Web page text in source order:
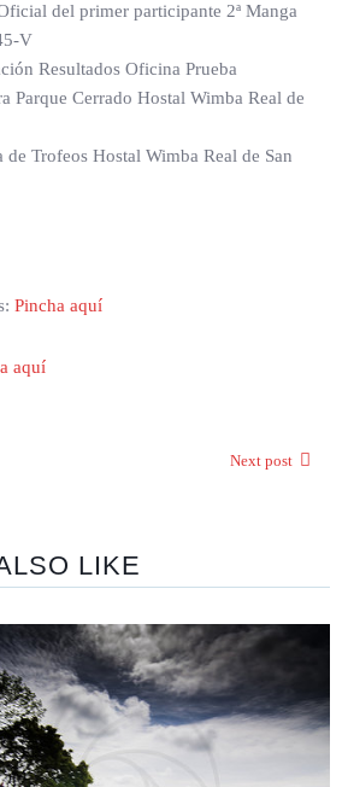
del primer participante 2ª Manga
V
Resultados Oficina Prueba
Parque Cerrado Hostal Wimba Real de
Trofeos Hostal Wimba Real de San
Pincha aquí
aquí
Next post
LIKE